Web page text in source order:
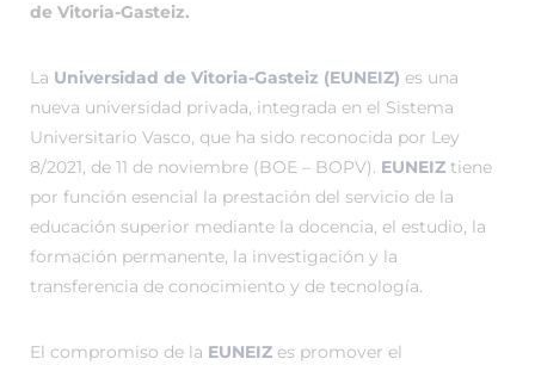
de Vitoria-Gasteiz.
La Universidad de Vitoria-Gasteiz (EUNEIZ) es una
nueva universidad privada, integrada en el Sistema
Universitario Vasco, que ha sido reconocida por Ley
8/2021, de 11 de noviembre (BOE – BOPV). EUNEIZ tiene
por función esencial la prestación del servicio de la
educación superior mediante la docencia, el estudio, la
formación permanente, la investigación y la
transferencia de conocimiento y de tecnología.
El compromiso de la EUNEIZ es promover el